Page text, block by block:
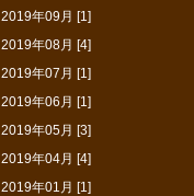
2019年09月 [1]
2019年08月 [4]
2019年07月 [1]
2019年06月 [1]
2019年05月 [3]
2019年04月 [4]
2019年01月 [1]